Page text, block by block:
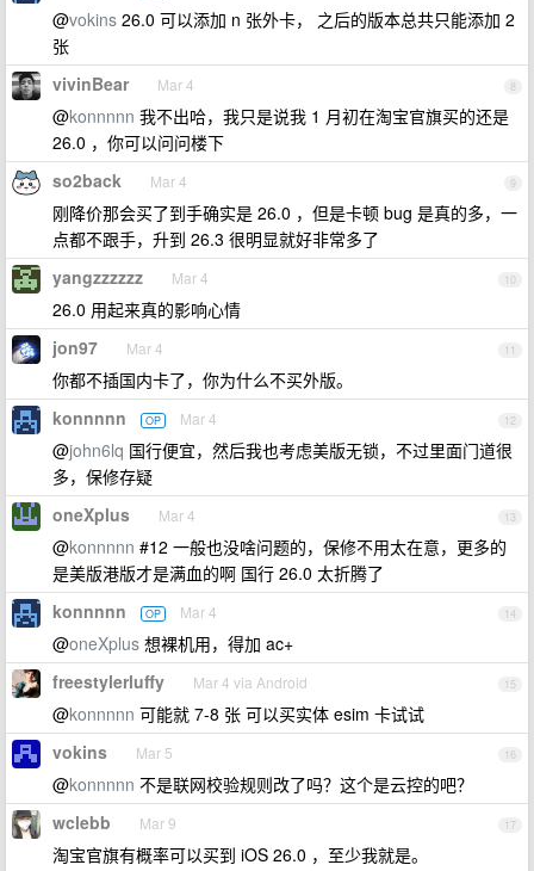
@vokins 26.0 可以添加 n 张外卡， 之后的版本总共只能添加 2
张
8
vivinBear Mar 4
@konnnnn 我不出哈，我只是说我 1 月初在淘宝官旗买的还是
26.0 ，你可以问问楼下
9
so2back Mar 4
刚降价那会买了到手确实是 26.0 ，但是卡顿 bug 是真的多，一
点都不跟手，升到 26.3 很明显就好非常多了
10
yangzzzzzz Mar 4
26.0 用起来真的影响心情
11
jon97 Mar 4
你都不插国内卡了，你为什么不买外版。
12
konnnnn OP Mar 4
@john6lq 国行便宜，然后我也考虑美版无锁，不过里面门道很
多，保修存疑
13
oneXplus Mar 4
@konnnnn #12 一般也没啥问题的，保修不用太在意，更多的
是美版港版才是满血的啊 国行 26.0 太折腾了
14
konnnnn OP Mar 4
@oneXplus 想裸机用，得加 ac+
15
freestylerluffy Mar 4 via Android
@konnnnn 可能就 7-8 张 可以买实体 esim 卡试试
16
vokins Mar 5
@konnnnn 不是联网校验规则改了吗？这个是云控的吧？
17
wclebb Mar 9
淘宝官旗有概率可以买到 iOS 26.0 ，至少我就是。